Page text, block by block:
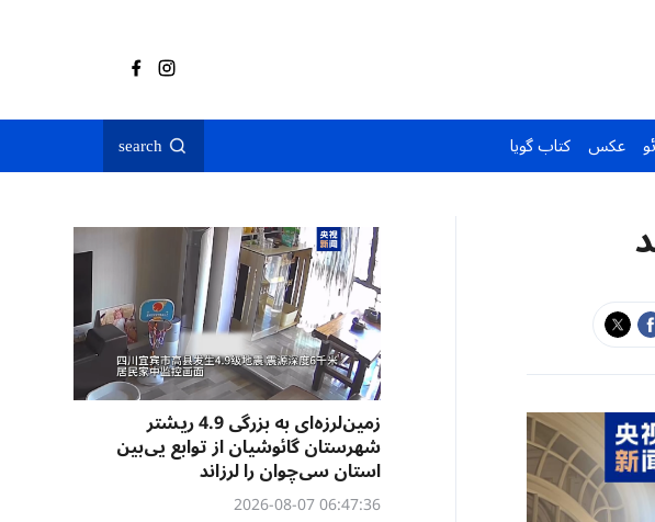
عکس کتاب گویا search
زمین‌لرزه‌ای به بزرگی 4.9 ریشتر
شهرستان گائوشیان از توابع یی‌بین
استان سی‌چوان را لرزاند
06:47:36 2026-08-07